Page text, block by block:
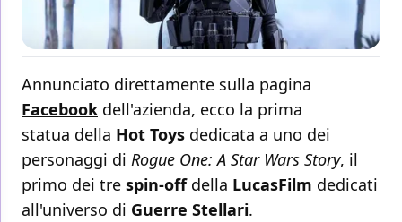
Annunciato direttamente sulla pagina
Facebook dell'azienda, ecco la prima
statua della Hot Toys dedicata a uno dei
personaggi di Rogue One: A Star Wars Story, il
primo dei tre spin-offdella LucasFilm dedicati
all'universo di Guerre Stellari.